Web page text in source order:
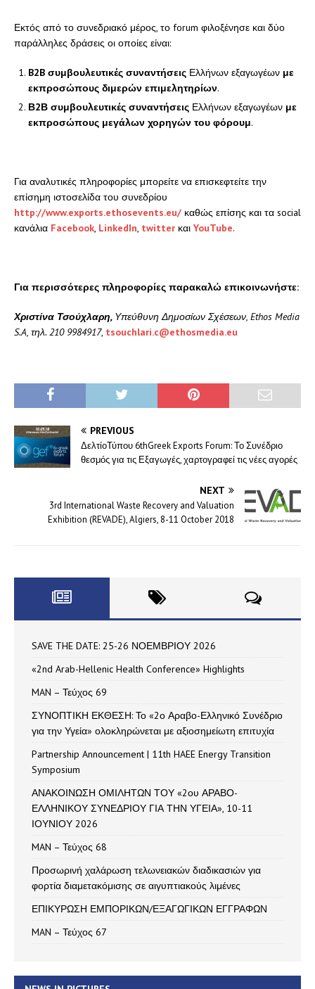
Εκτός από το συνεδριακό μέρος, το forum φιλοξένησε και δύο
παράλληλες δράσεις οι οποίες είναι:
B2B συμβουλευτικές συναντήσεις Ελλήνων εξαγωγέων με
εκπροσώπους διμερών επιμελητηρίων.
Β2Β συμβουλευτικές συναντήσεις Ελλήνων εξαγωγέων με
εκπροσώπους μεγάλων χορηγών του φόρουμ.
Για αναλυτικές πληροφορίες μπορείτε να επισκεφτείτε την
επίσημη ιστοσελίδα του συνεδρίου
http://www.exports.ethosevents.eu/ καθώς επίσης και τα social
κανάλια Facebook LinkedIn twitter και YouTube.
Για περισσότερες πληροφορίες παρακαλώ επικοινωνήστε:
Χριστίνα Τσούχλαρη, Υπεύθυνη Δημοσίων Σχέσεων, Ethos Media
S.A , τηλ. 210 9984917, tsouchlari.c@ethosmedia.eu
PREVIOUS
ΔελτίοΤύπου 6thGreek Exports Forum: Το Συνέδριο
θεσμός για τις Εξαγωγές, χαρτογραφεί τις νέες αγορές
NEXT
3rd International Waste Recovery and Valuation
Exhibition (REVADE), Algiers, 8-11 October 2018
SAVE THE DATE: 25-26 ΝΟΕΜΒΡΙΟΥ 2026
«2nd Arab-Hellenic Health Conference» Highlights
MAN – Τεύχος 69
ΣΥΝΟΠΤΙΚΗ ΕΚΘΕΣΗ: Το «2ο Αραβο-Ελληνικό Συνέδριο
για την Υγεία» ολοκληρώνεται με αξιοσημείωτη επιτυχία
Partnership Announcement | 11th HAEE Energy Transition
Symposium
ΑΝΑΚΟΙΝΩΣΗ ΟΜΙΛΗΤΩΝ ΤΟΥ «2ου ΑΡΑΒΟ-
ΕΛΛΗΝΙΚΟΥ ΣΥΝΕΔΡΙΟΥ ΓΙΑ ΤΗΝ ΥΓΕΙΑ», 10-11
ΙΟΥΝΙΟΥ 2026
MAN – Τεύχος 68
Προσωρινή χαλάρωση τελωνειακών διαδικασιών για
φορτία διαμετακόμισης σε αιγυπτιακούς λιμένες
ΕΠΙΚΥΡΩΣΗ ΕΜΠΟΡΙΚΩΝ/ΕΞΑΓΩΓΙΚΩΝ ΕΓΓΡΑΦΩΝ
MAN – Τεύχος 67